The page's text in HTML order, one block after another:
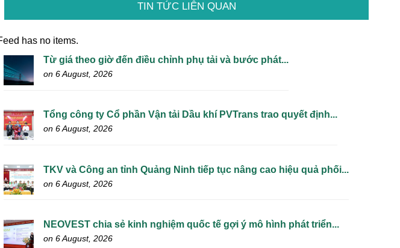
TIN TỨC LIÊN QUAN
has no items.
Từ giá theo giờ đến điều chỉnh phụ tải và bước phát...
on 6 August, 2026
Tổng công ty Cổ phần Vận tải Dầu khí PVTrans trao quyết định...
on 6 August, 2026
TKV và Công an tỉnh Quảng Ninh tiếp tục nâng cao hiệu quả phối...
on 6 August, 2026
NEOVEST chia sẻ kinh nghiệm quốc tế gợi ý mô hình phát triển...
on 6 August, 2026